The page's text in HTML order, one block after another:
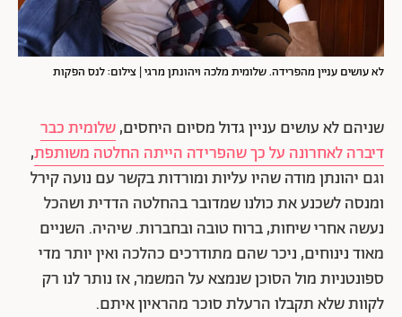
לא עושים עניין מהפרידה. שלומית מלכה ויהונתן מרגי | צילום: לנס הפקות
שניהם לא עושים עניין גדול מסיום היחסים,שלומית כבר
דיברה לאחרונה על כך שהפרידה הייתה החלטה משותפת,
וגם יהונתן מודה שהיו עליות ומורדות בקשר עם נועה קירל
ומנסה לשכנע את כולנו שמדובר בהחלטה הדדית ושהכל
נעשה אחרי שיחות, ברוח טובה ובחברות. שיהיה. השניים
מאוד נינוחים, ניכר שהם מתודרכים כהלכה ואין יותר מדי
ספונטניות מול הסוכן שנמצא על המשמר, אז נותר לנו רק
לקוות שלא תקבלו הרעלת סוכר מהראיון איתם.